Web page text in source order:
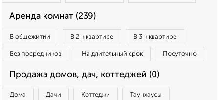
Аренда комнат (239)
В общежитии В 2‑к квартире В 3‑к квартире
Без посредников На длительный срок Посуточно
Продажа домов, дач, коттеджей (0)
Дома Дачи Коттеджи Таунхаусы